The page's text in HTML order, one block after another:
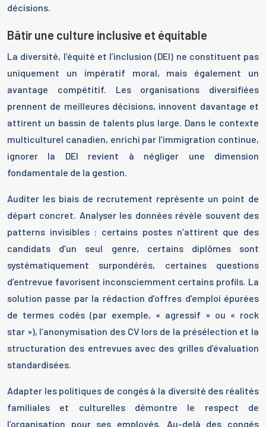
décisions.
Bâtir une culture inclusive et équitable
La diversité, l’équité et l’inclusion (DEI) ne constituent pas
uniquement un impératif moral, mais également un
avantage compétitif. Les organisations diversifiées
prennent de meilleures décisions, innovent davantage et
attirent un bassin de talents plus large. Dans le contexte
multiculturel canadien, enrichi par l’immigration continue,
ignorer la DEI revient à négliger une dimension
fondamentale de la gestion.
Auditer les biais de recrutement représente un point de
départ concret. Analyser les données révèle souvent des
patterns invisibles : certains postes n’attirent que des
candidats d’un seul genre, certains diplômes sont
systématiquement surpondérés, certaines questions
d’entrevue favorisent inconsciemment certains profils. La
solution passe par la rédaction d’offres d’emploi épurées
de termes codés (par exemple, « agressif » ou « rock
star »), l’anonymisation des CV lors de la présélection et la
structuration des entrevues avec des grilles d’évaluation
standardisées.
Adapter les politiques de congés à la diversité des réalités
familiales et culturelles démontre le respect de
l’organisation pour ses employés. Au-delà des congés